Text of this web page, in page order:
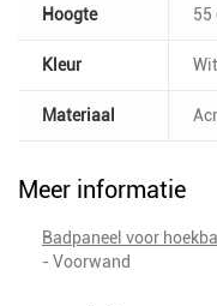
Hoogte 55
Kleur Wit
Materiaal
Meer informatie
Badpaneel voor
- Voorwand